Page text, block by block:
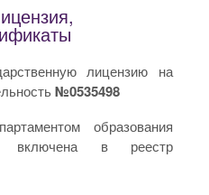
лицензию на
№0535498
образования
в реестр